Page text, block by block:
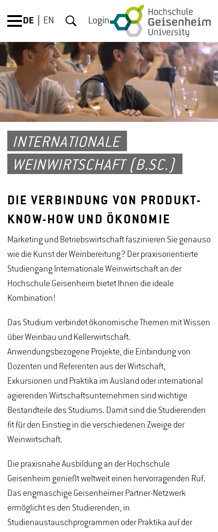
DE EN Login
INTERNATIONALE
WEINWIRTSCHAFT (B.SC.)
DIE VERBINDUNG VON PRODUKT-
KNOW-HOW UND ÖKONOMIE
Marketing und Betriebswirtschaft faszinieren Sie genauso
wie die Kunst der Weinbereitung? Der praxisorientierte
Studiengang Internationale Weinwirtschaft an der
Hochschule Geisenheim bietet Ihnen die ideale
Kombination!
Das Studium verbindet ökonomische Themen mit Wissen
über Weinbau und Kellerwirtschaft.
Anwendungsbezogene Projekte, die Einbindung von
Dozenten und Referenten aus der Wirtschaft,
Exkursionen und Praktika im Ausland oder international
agierenden Wirtschaftsunternehmen sind wichtige
Bestandteile des Studiums. Damit sind die Studierenden
fit für den Einstieg in die verschiedenen Zweige der
Weinwirtschaft.
Die praxisnahe Ausbildung an der Hochschule
Geisenheim genießt weltweit einen hervorragenden Ruf.
Das engmaschige Geisenheimer Partner-Netzwerk
ermöglicht es den Studierenden, in
Studienaustauschprogrammen oder Praktika auf der